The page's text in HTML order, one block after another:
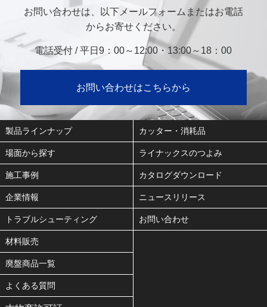
お問い合わせは、以下メールフォームまたはお電話
からお寄せください。
電話受付 / 平日9：00～12:00・13:00～18：00
お問い合わせはこちらから
製品ラインナップ カッター・消耗品
場面から探す
施工事例
企業情報
トラブルシューティング
材料販売
廃盤商品一覧
よくある質問
ライナックスのつよみ
カタログダウンロード
ニュースリリース
お問い合わせ